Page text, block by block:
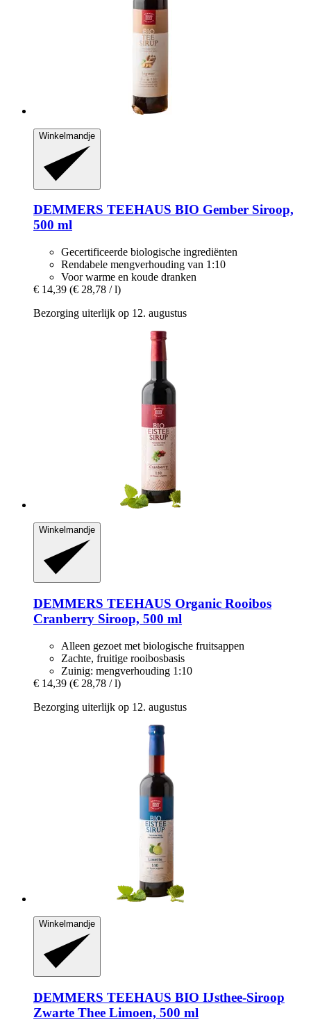
Winkelmandje
DEMMERS TEEHAUS BIO Gember Siroop,
500 ml
Gecertificeerde biologische ingrediënten
Rendabele mengverhouding van 1:10
Voor warme en koude dranken
€ 14,39 (€ 28,78 / l)
Bezorging uiterlijk op 12. augustus
Winkelmandje
DEMMERS TEEHAUS Organic Rooibos
Cranberry Siroop, 500 ml
Alleen gezoet met biologische fruitsappen
Zachte, fruitige rooibosbasis
Zuinig: mengverhouding 1:10
€ 14,39 (€ 28,78 / l)
Bezorging uiterlijk op 12. augustus
Winkelmandje
DEMMERS TEEHAUS BIO IJsthee-​Siroop
Zwarte Thee Limoen, 500 ml